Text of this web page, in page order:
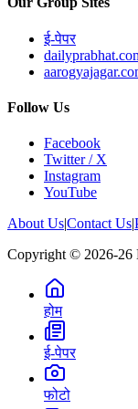
ई-पेपर
Follow Us
Facebook
Twitter / X
Instagram
YouTube
About Us|Contact Us|
Copyright © 2026-26
होम
ई-पेपर
फोटो